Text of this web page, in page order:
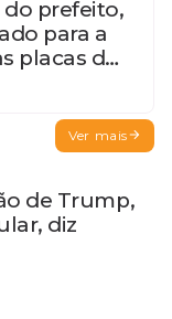
do prefeito,
para a
placas da
Ver mais
de Trump,
diz